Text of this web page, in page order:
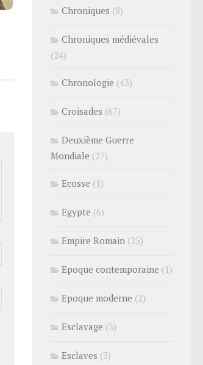
Chroniques (8)
Chroniques médiévales
(24)
Chronologie (43)
Croisades (67)
Deuxième Guerre
Mondiale (27)
Ecosse (1)
Egypte (6)
Empire Romain (25)
Epoque contemporaine (1)
Epoque moderne (2)
Esclavage (3)
Esclaves (3)